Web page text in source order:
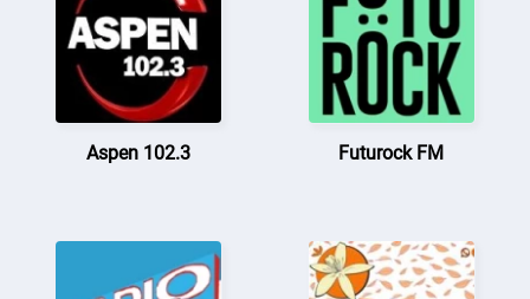
Aspen 102.3 Futurock FM